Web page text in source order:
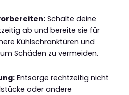
Schalte deine
ab und bereite sie für
Kühlschranktüren und
Schäden zu vermeiden.
Entsorge rechtzeitig nicht
oder andere